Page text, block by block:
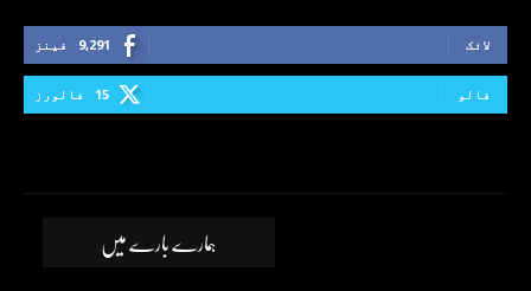
9,291 فینز لائک
15 فالورز فالو
ہمارے بارے میں